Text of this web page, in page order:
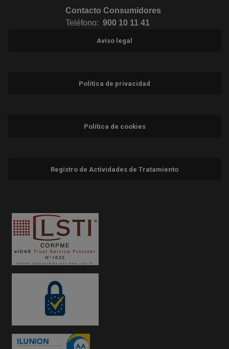
Contacto Consumidores
Teléfono: 900 10 11 41
Aviso legal
Política de privacidad
Política de cookies
Registro de Actividades de Tratamiento